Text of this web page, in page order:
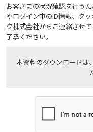
お客さまの状況確認を行う
やログイン中のID情報、ク
ク株式会社からご連絡させ
了承ください。
本資料のダウンロードは